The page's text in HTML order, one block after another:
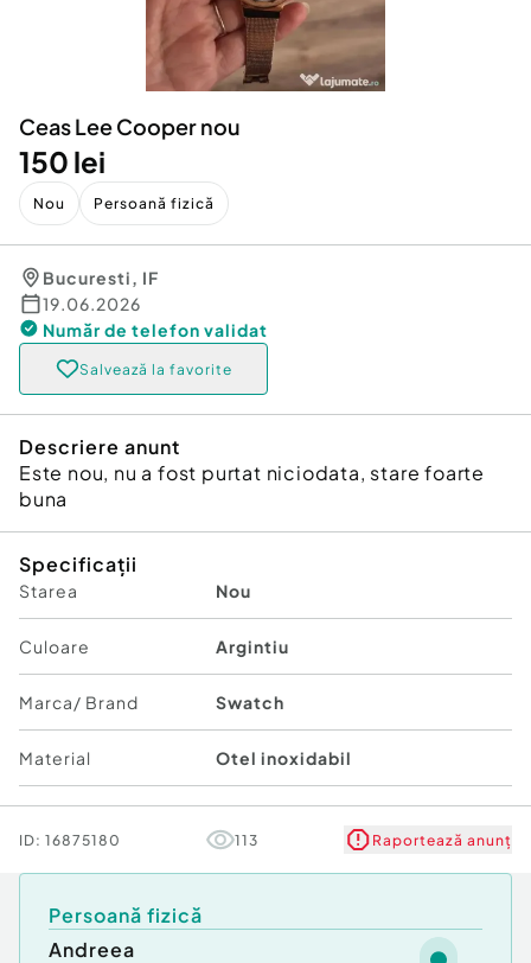
Animale de companie
Afaceri și echipamente profesionale
Inchiriere Bunuri si Vehicule
Utilaje agricole si industriale
Piese auto si accesorii
Ceas Lee Cooper nou
150 lei
Nou Persoană fizică
Bucuresti, IF
19.06.2026
Număr de telefon validat
Salvează la favorite
Descriere anunt
Este nou, nu a fost purtat niciodata, stare foarte
buna
Specificații
Starea Nou
Culoare Argintiu
Marca/ Brand Swatch
Material Otel inoxidabil
ID: 16875180 113 Raportează anunț
Persoană fizică
Andreea